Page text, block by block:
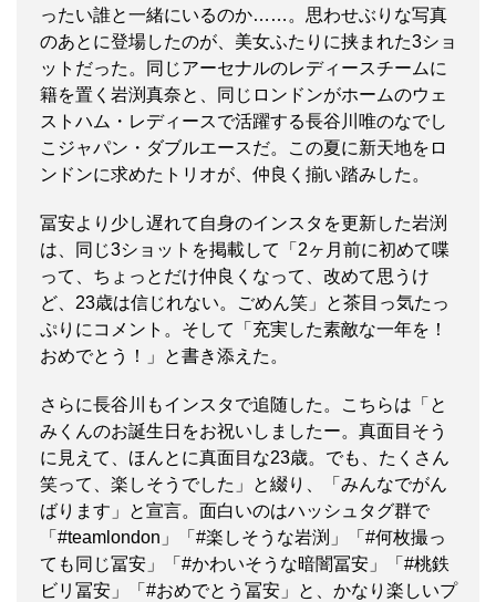
ったい誰と一緒にいるのか……。思わせぶりな写真
のあとに登場したのが、美女ふたりに挟まれた3ショ
ットだった。同じアーセナルのレディースチームに
籍を置く岩渕真奈と、同じロンドンがホームのウェ
ストハム・レディースで活躍する長谷川唯のなでし
こジャパン・ダブルエースだ。この夏に新天地をロ
ンドンに求めたトリオが、仲良く揃い踏みした。
冨安より少し遅れて自身のインスタを更新した岩渕
は、同じ3ショットを掲載して「2ヶ月前に初めて喋
って、ちょっとだけ仲良くなって、改めて思うけ
ど、23歳は信じれない。ごめん笑」と茶目っ気たっ
ぷりにコメント。そして「充実した素敵な一年を！
おめでとう！」と書き添えた。
さらに長谷川もインスタで追随した。こちらは「と
みくんのお誕生日をお祝いしましたー。真面目そう
に見えて、ほんとに真面目な23歳。でも、たくさん
笑って、楽しそうでした」と綴り、「みんなでがん
ばります」と宣言。面白いのはハッシュタグ群で
「#teamlondon」「#楽しそうな岩渕」「#何枚撮っ
ても同じ冨安」「#かわいそうな暗闇冨安」「#桃鉄
ビリ冨安」「#おめでとう冨安」と、かなり楽しいプ